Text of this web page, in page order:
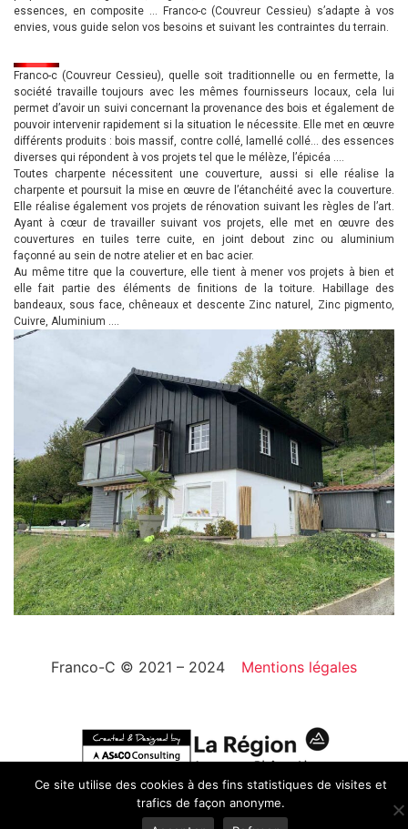
essences, en composite … Franco-c (Couvreur Cessieu) s’adapte à vos
envies, vous guide selon vos besoins et suivant les contraintes du terrain.
Franco-c (Couvreur Cessieu), quelle soit traditionnelle ou en fermette, la
société travaille toujours avec les mêmes fournisseurs locaux, cela lui
permet d’avoir un suivi concernant la provenance des bois et également de
pouvoir intervenir rapidement si la situation le nécessite. Elle met en œuvre
différents produits : bois massif, contre collé, lamellé collé… des essences
diverses qui répondent à vos projets tel que le mélèze, l’épicéa ….
Toutes charpente nécessitent une couverture, aussi si elle réalise la
charpente et poursuit la mise en œuvre de l’étanchéité avec la couverture.
Elle réalise également vos projets de rénovation suivant les règles de l’art.
Ayant à cœur de travailler suivant vos projets, elle met en œuvre des
couvertures en tuiles terre cuite, en joint debout zinc ou aluminium
façonné au sein de notre atelier et en bac acier.
Au même titre que la couverture, elle tient à mener vos projets à bien et
elle fait partie des éléments de finitions de la toiture. Habillage des
bandeaux, sous face, chêneaux et descente Zinc naturel, Zinc pigmento,
Cuivre, Aluminium ….
Franco-C © 2021 – 2024 Mentions légales
Ce site utilise des cookies à des fins statistiques de visites et
trafics de façon anonyme.